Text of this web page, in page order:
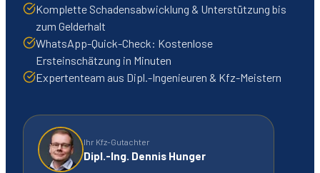
Komplette Schadensabwicklung & Unterstützung bis
zum Gelderhalt
WhatsApp-Quick-Check: Kostenlose
Ersteinschätzung in Minuten
Expertenteam aus Dipl.-Ingenieuren & Kfz-Meistern
Ihr Kfz-Gutachter
Dipl.-Ing. Dennis Hunger